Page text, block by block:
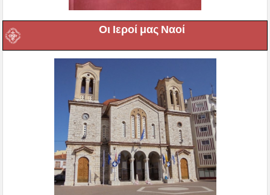
Οι Ιεροί μας Ναοί